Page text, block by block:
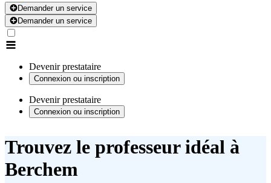
Demander un service
Demander un service
Devenir prestataire
Connexion ou inscription
Devenir prestataire
Connexion ou inscription
Trouvez le professeur idéal à
Berchem